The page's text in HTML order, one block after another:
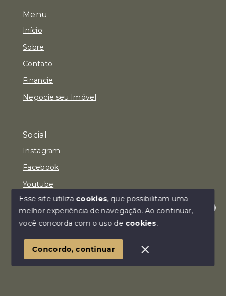
Olá! Estamos disponíveis para te ajudar.
Menu
Início
Sobre
Contato
Financie
Negocie seu Imóvel
Social
Instagram
Facebook
Youtube
© Copyright 2026 - Imóvel Aqui Consultoria Imobiliária
SITE PARA IMOBILIARIA
Esse site utiliza cookies, que possibilitam uma
melhor experiência de navegação.Ao continuar,
você concorda com o uso de cookies.
Concordo, continuar